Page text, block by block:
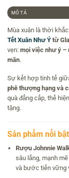
MÔ TẢ
Mùa xuân là thời
Tết Xuân Như Ý từ
vẹn: mọi việc như ý –
mãn.
Sự kết hợp tinh tế
phê thượng hạng và
quà đẳng cấp, thể
tặng.
Sản phẩm nổi
Rượu Johnnie
sâu lắng, mạnh
và bước tiến vững